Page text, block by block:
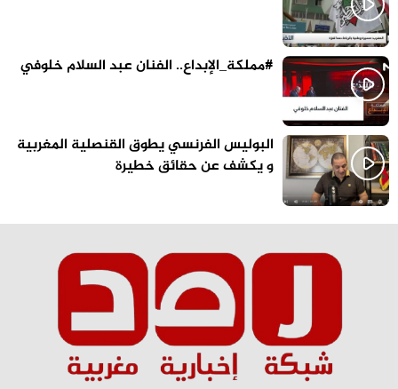
#مملكة_الإبداع.. الفنان عبد السلام خلوفي
البوليس الفرنسي يطوق القنصلية المغربية
و يكشف عن حقائق خطيرة